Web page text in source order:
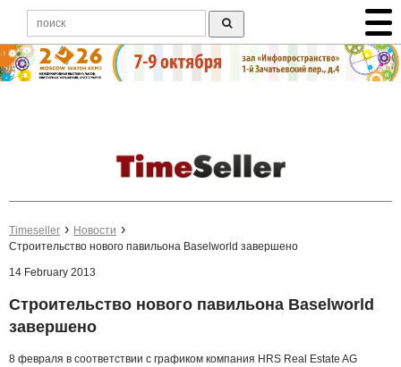
Timeseller
Новости
Строительство нового павильона Baselworld завершено
14 February 2013
Строительство нового павильона Baselworld
завершено
8 февраля в соответствии с графиком компания HRS Real Estate AG